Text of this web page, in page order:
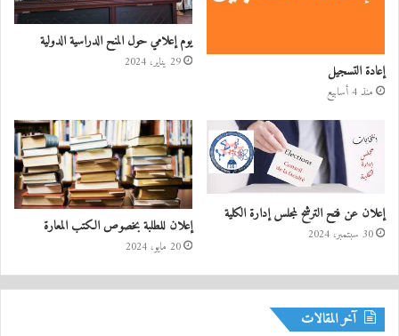
إعادة التسجيل
منذ 4 أسابيع
يوم إعلامي حول المنح الدراسية الدولية
29 يناير، 2024
إعلان عن فتح الترشح لمجلس إدارة الكلية
30 سبتمبر، 2024 إعلان للطلبة بخصوص الكتب المعارة
20 مايو، 2024
آخر المقالات